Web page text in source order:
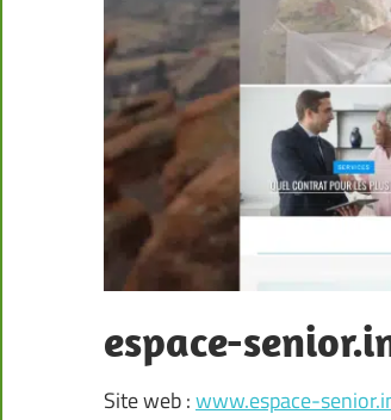
espace-
Site web :www.espace-